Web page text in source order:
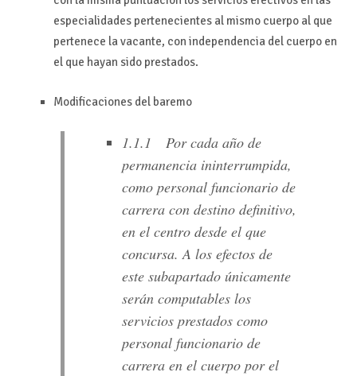
especialidades pertenecientes al mismo cuerpo al que
pertenece la vacante, con independencia del cuerpo en
el que hayan sido prestados.
Modificaciones del baremo
1.1.1 Por cada año de
permanencia ininterrumpida,
como personal funcionario de
carrera con destino definitivo,
en el centro desde el que
concursa. A los efectos de
este subapartado únicamente
serán computables los
servicios prestados como
personal funcionario de
carrera en el cuerpo por el